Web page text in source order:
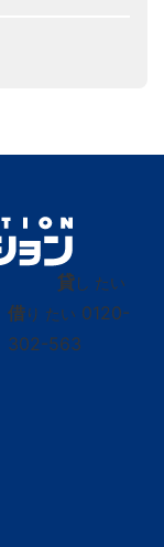
貸し たい
借り たい 0120-
302-563